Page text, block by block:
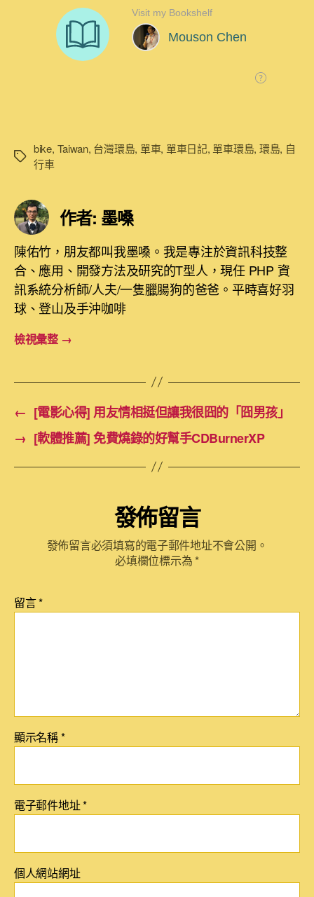
標
bike, Taiwan, 台灣環島, 單車, 單車日記, 單車環島, 環島, 自
行車
作者: 墨嗓
陳佑竹，朋友都叫我墨嗓。我是專注於資訊科技整
合、應用、開發方法及研究的T型人，現任 PHP 資
訊系統分析師/人夫/一隻臘腸狗的爸爸。平時喜好羽
球、登山及手沖咖啡
檢視彙整 →
← [電影心得] 用友情相挺但讓我很囧的「囧男孩」
→ [軟體推薦] 免費燒錄的好幫手CDBurnerXP
發佈留言
發佈留言必須填寫的電子郵件地址不會公開。
必填欄位標示為 *
留言*
顯示名稱*
電子郵件地址*
個人網站網址